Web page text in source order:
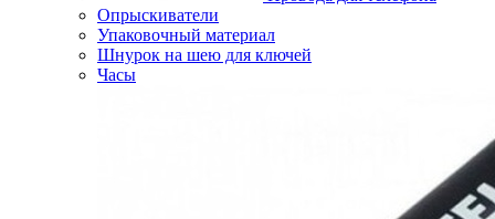
Опрыскиватели
Упаковочный материал
Шнурок на шею для ключей
Часы